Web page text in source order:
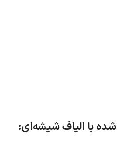
شده با الیاف شیشه‌ای: